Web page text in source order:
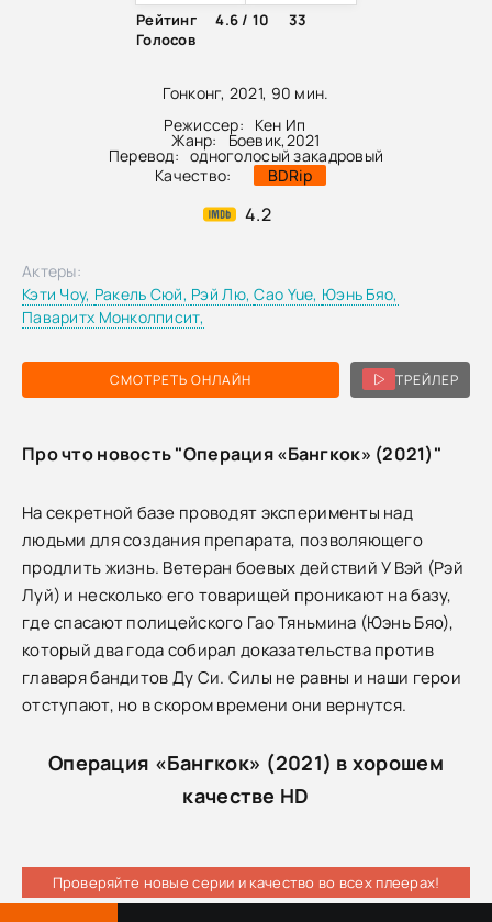
Гонконг, 2021, 90 мин.
Режиссер:
Кен Ип
Жанр: Боевик,2021
Перевод: одноголосый закадровый
Качество:
BDRip
4.2
Рейтинг
4.6 / 10
33
Голосов
СМОТРЕТЬ ОНЛАЙН ТРЕЙЛЕР
Актеры:
Кэти Чоу, Ракель Сюй, Рэй Лю,Cao Yue, Юэнь Бяо,
Паваритх Монколписит,
Про что новость "Операция «Бангкок» (2021)"
На секретной базе проводят эксперименты над
людьми для создания препарата, позволяющего
продлить жизнь. Ветеран боевых действий У Вэй (Рэй
Луй) и несколько его товарищей проникают на базу,
где спасают полицейского Гао Тяньмина (Юэнь Бяо),
который два года собирал доказательства против
главаря бандитов Ду Си. Силы не равны и наши герои
отступают, но в скором времени они вернутся.
Операция «Бангкок» (2021) в хорошем
качестве HD
Проверяйте новые серии и качество во всех плеерах!